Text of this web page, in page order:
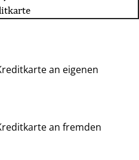
an eigenen
an fremden